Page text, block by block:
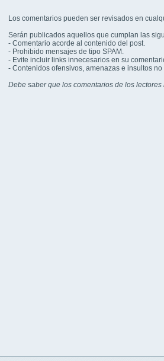
Los comentarios pueden ser revisados en
Serán publicados aquellos que cumplan las
- Comentario acorde al contenido del post.
- Prohibido mensajes de tipo SPAM.
- Evite incluir links innecesarios en su
- Contenidos ofensivos, amenazas e insultos
Debe saber que los comentarios de los